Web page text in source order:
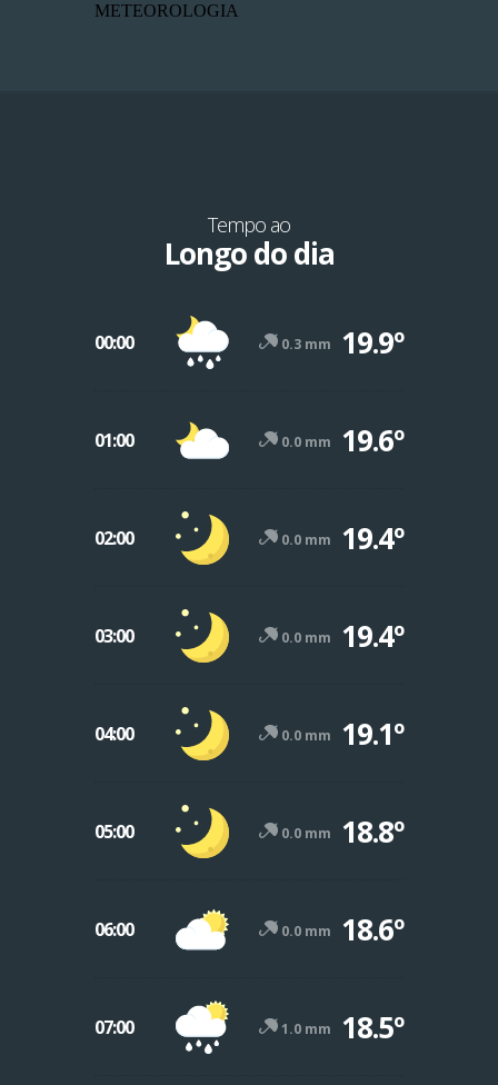
METEOROLOGIA
Tempo ao
Longo do dia
00:00 0.3 mm 19.9º
01:00 0.0 mm 19.6º
02:00 0.0 mm 19.4º
03:00 0.0 mm 19.4º
04:00 0.0 mm 19.1º
05:00 0.0 mm 18.8º
06:00 0.0 mm 18.6º
07:00 1.0 mm 18.5º